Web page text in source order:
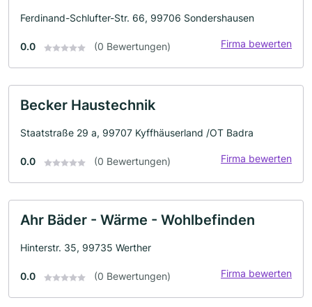
Ferdinand-Schlufter-Str. 66, 99706 Sondershausen
0.0 (0 Bewertungen) Firma bewerten
Becker Haustechnik
Staatstraße 29 a, 99707 Kyffhäuserland /OT Badra
0.0 (0 Bewertungen) Firma bewerten
Ahr Bäder - Wärme - Wohlbefinden
Hinterstr. 35, 99735 Werther
0.0 (0 Bewertungen) Firma bewerten